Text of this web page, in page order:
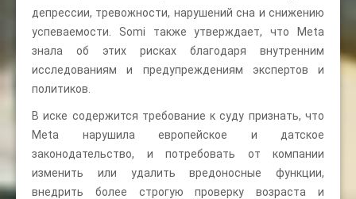
депрессии, тревожности, нарушений сна и снижению
успеваемости. Somi также утверждает, что Meta
знала об этих рисках благодаря внутренним
исследованиям и предупреждениям экспертов и
политиков.
В иске содержится требование к суду признать, что
Meta нарушила европейское и датское
законодательство, и потребовать от компании
изменить или удалить вредоносные функции,
внедрить более строгую проверку возраста и